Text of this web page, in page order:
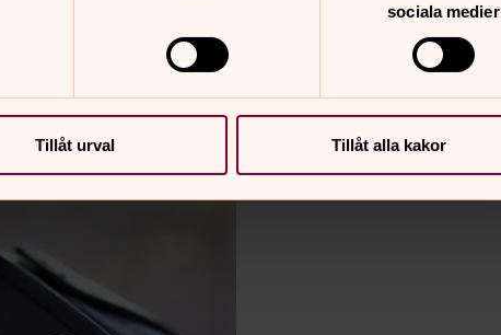
sociala medier
Tillåt urval Tillåt alla kakor